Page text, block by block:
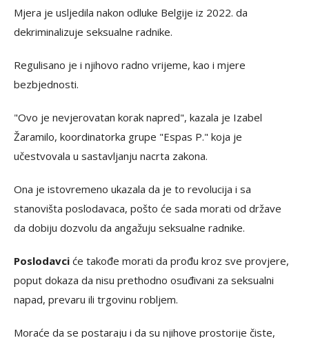
Mjera je usljedila nakon odluke Belgije iz 2022. da
dekriminalizuje seksualne radnike.
Regulisano je i njihovo radno vrijeme, kao i mjere
bezbjednosti.
"Ovo je nevjerovatan korak napred", kazala je Izabel
Žaramilo, koordinatorka grupe "Espas P." koja je
učestvovala u sastavljanju nacrta zakona.
Ona je istovremeno ukazala da je to revolucija i sa
stanovišta poslodavaca, pošto će sada morati od države
da dobiju dozvolu da angažuju seksualne radnike.
Poslodavci će takođe morati da prođu kroz sve provjere,
poput dokaza da nisu prethodno osuđivani za seksualni
napad, prevaru ili trgovinu robljem.
Moraće da se postaraju i da su njihove prostorije čiste,